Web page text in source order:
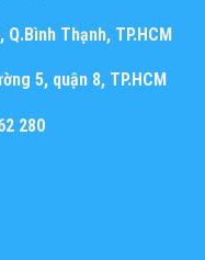
Thạnh, TP.HCM
5, quận 8, TP.HCM
280